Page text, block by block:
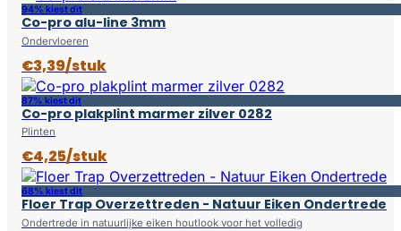
94% kiest dit
Co-pro alu-line 3mm
Ondervloeren
€3,39/stuk
87% kiest dit
Co-pro plakplint marmer zilver 0282
Plinten
€4,25/stuk
68% kiest dit
Floer Trap Overzettreden - Natuur Eiken Ondertrede
Ondertrede in natuurlijke eiken houtlook voor het volledig